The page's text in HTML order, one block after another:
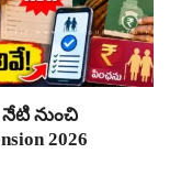
నేటి నుంచి
2026